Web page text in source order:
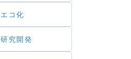
エコ化
研究開発